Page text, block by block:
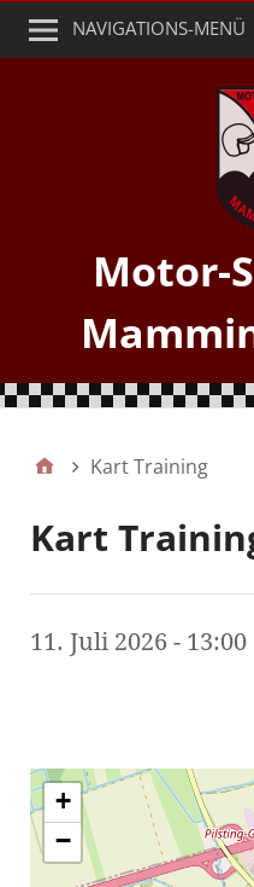
NAVIGATIONS-MENÜ
Motor-
Kart Training
Kart
11. Juli 2026 - 13:00
+
−